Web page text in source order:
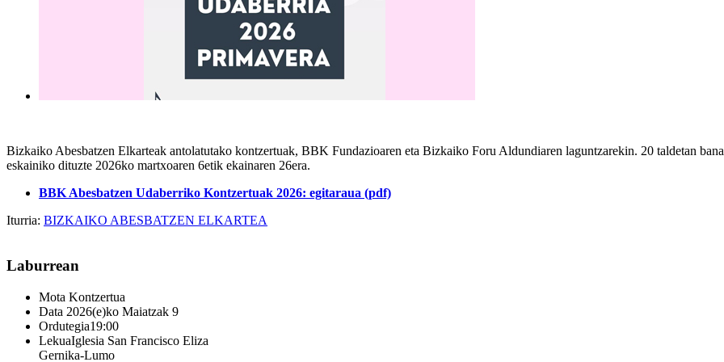
Bizkaiko Abesbatzen Elkarteak antolatutako kontzertuak, BBK Fundazioaren eta Bizkaiko Foru Aldundiaren laguntzarekin. 20 taldetan
eskainiko dituzte 2026ko martxoaren 6etik ekainaren 26era.
BBK Abesbatzen Udaberriko Kontzertuak 2026: egitaraua (pdf)
Iturria: BIZKAIKO ABESBATZEN ELKARTEA
Laburrean
Mota Kontzertua
Data 2026(e)ko Maiatzak 9
Ordutegia19:00
LekuaIglesia San Francisco Eliza
Gernika-Lumo